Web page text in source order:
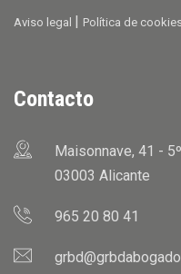
Aviso legal Política de
Contacto
Maisonnave, 41 -
03003 Alicante
965 20 80 41